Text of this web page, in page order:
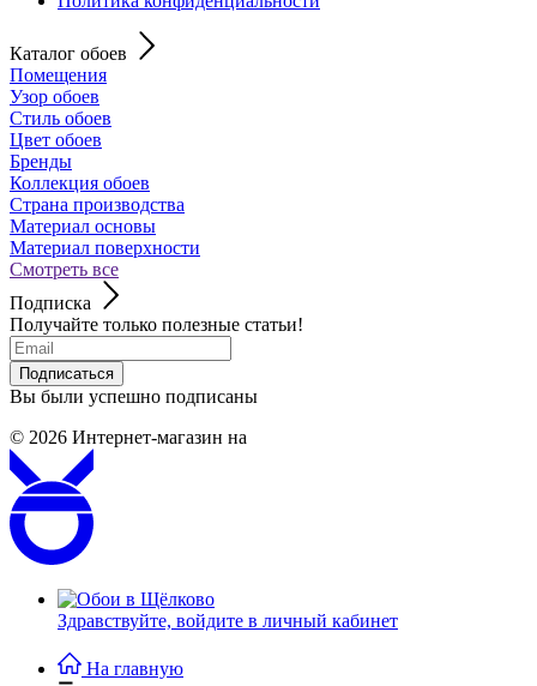
Каталог обоев
Помещения
Узор обоев
Стиль обоев
Цвет обоев
Бренды
Коллекция обоев
Страна производства
Материал основы
Материал поверхности
Смотреть все
Подписка
Получайте только полезные статьи!
Подписаться
Вы были успешно подписаны
© 2026 Интернет-магазин на
Здравствуйте, войдите в личный кабинет
На главную